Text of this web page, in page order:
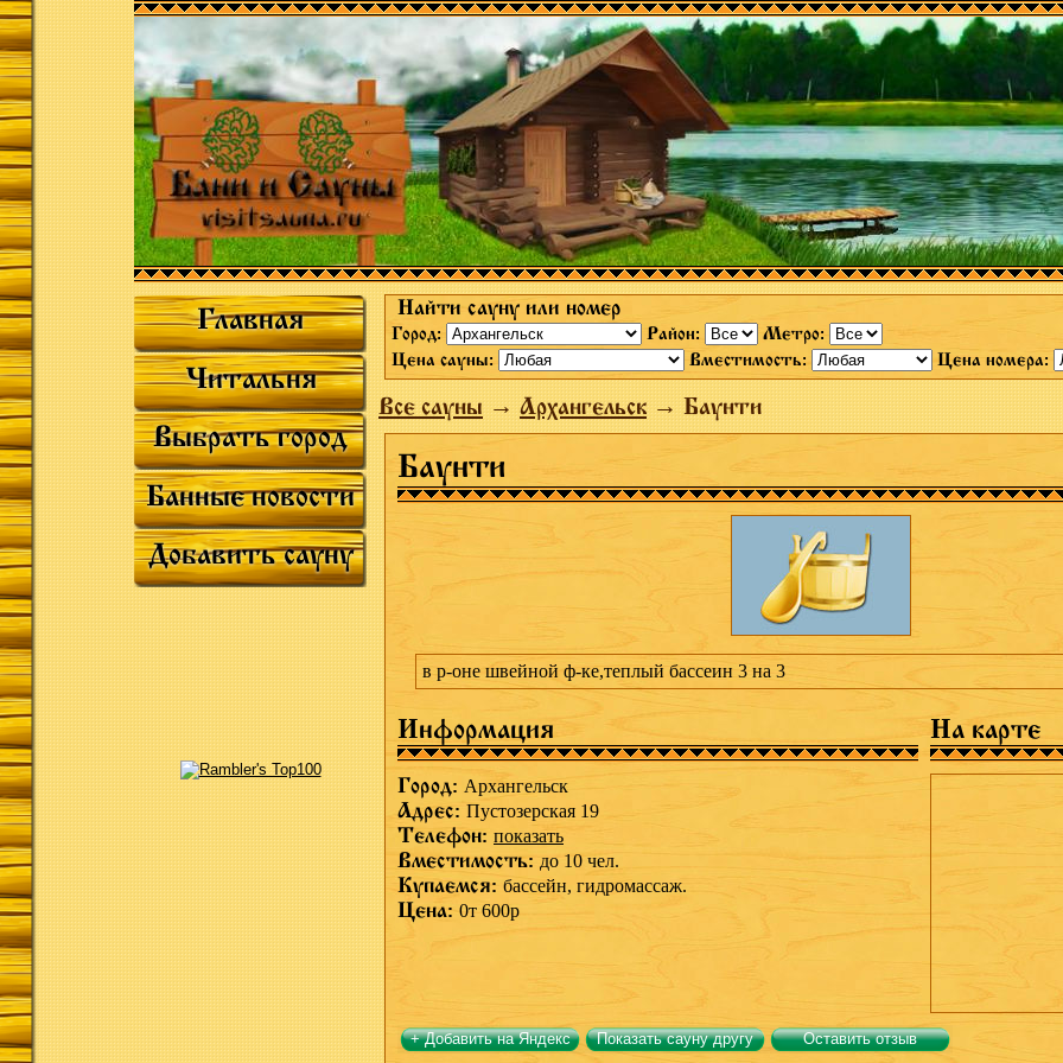
Главная
Читальня
Выбрать город
Банные новости
Добавить сауну
Найти сауну или номер
Город: Район:
Метро:
Цена сауны:
Вместимость: Цена номера:
Все сауны→Архангельск→ Баунти
Баунти
в р-оне швейной ф-ке,теплый бассеин 3 на 3
Информация На карте
Город: Архангельск
Адрес: Пустозерская 19
Телефон: показать
Вместимость: до 10 чел.
Купаемся: бассейн, гидромассаж.
Цена: 0т 600р
+ Добавить на Яндекс Показать сауну другу Оставить отзыв